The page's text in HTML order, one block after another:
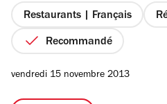
étoiles
Restaurants | Français
Recommandé
vendredi 15 novembre 2013